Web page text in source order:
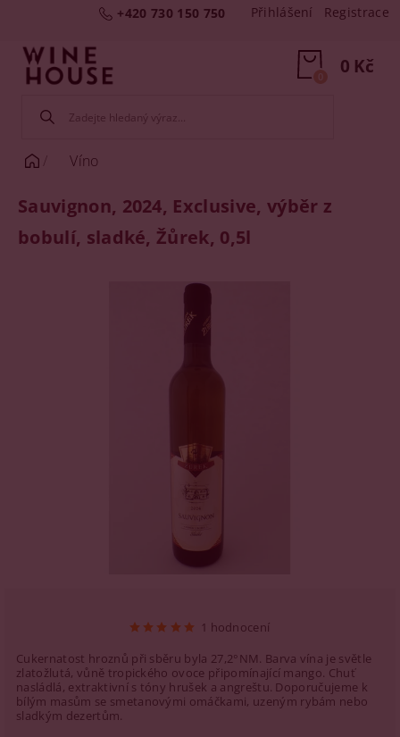
+420 730 150 750 Přihlášení Registrace
0 Kč
0
Víno
Sauvignon, 2024, Exclusive, výběr z
bobulí, sladké, Žůrek, 0,5l
1 hodnocení
Cukernatost hroznů při sběru byla 27,2°NM. Barva vína je světle
zlatožlutá, vůně tropického ovoce připomínající mango. Chuť
nasládlá, extraktivní s tóny hrušek a angreštu. Doporučujeme k
bílým masům se smetanovými omáčkami, uzeným rybám nebo
sladkým dezertům.